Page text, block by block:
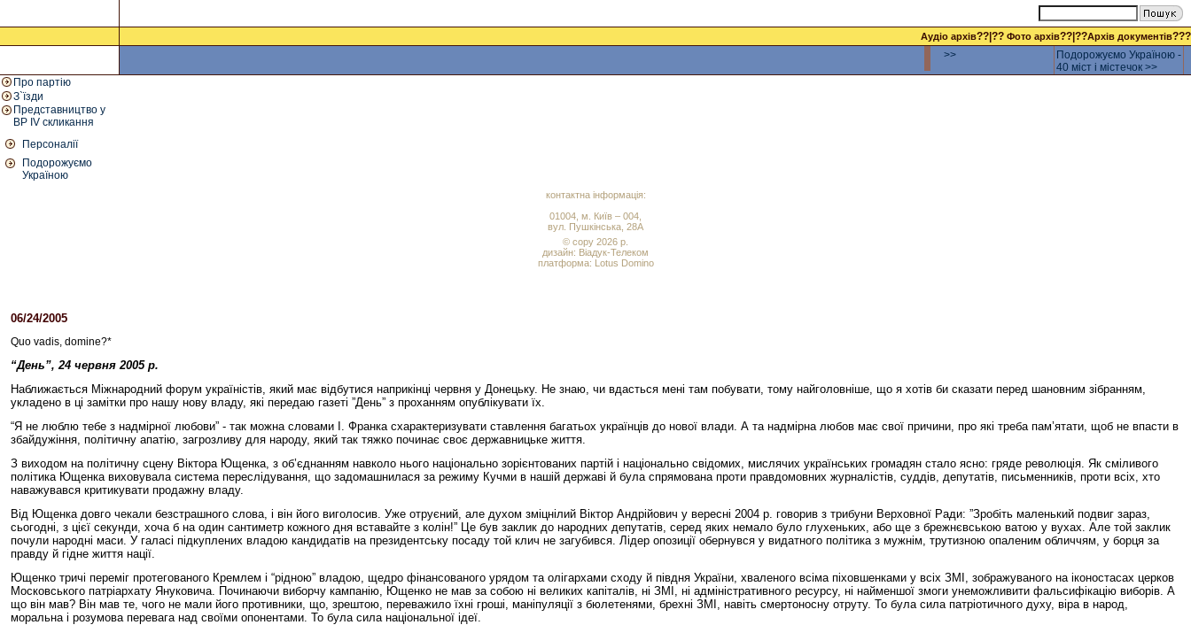
Аудіо архів??|?? Фото архів??|??Архів документів???
>>
Подорожуємо Україною -
40 міст і містечок >>
Про партію
З`їзди
Представництво у
ВР IV скликання
Персоналії
Подорожуємо
Україною
контактна інформація:
01004, м. Київ – 004,
вул. Пушкінська, 28А
© copy 2026 р.
дизайн: Віадук-Телеком
платформа: Lotus Domino
06/24/2005
Quo vadis, domine?*
“День”, 24 червня 2005 р.
Наближається Міжнародний форум україністів, який має відбутися наприкінці червня у Донецьку. Не знаю, чи вдасться мені там побувати, тому найголовніше, що я хотів би сказати перед шановним зібранням,
укладено в ці замітки про нашу нову владу, які передаю газеті ”День” з проханням опублікувати їх.
“Я не люблю тебе з надмірної любови” - так можна словами І. Франка схарактеризувати ставлення багатьох українців до нової влади. А та надмірна любов має свої причини, про які треба пам’ятати, щоб не впасти в
збайдужіння, політичну апатію, загрозливу для народу, який так тяжко починає своє державницьке життя.
З виходом на політичну сцену Віктора Ющенка, з об’єднанням навколо нього національно зорієнтованих партій і національно свідомих, мислячих українських громадян стало ясно: гряде революція. Як сміливого
політика Ющенка виховувала система переслідування, що задомашнилася за режиму Кучми в нашій державі й була спрямована проти правдомовних журналістів, суддів, депутатів, письменників, проти всіх, хто
наважувався критикувати продажну владу.
Від Ющенка довго чекали безстрашного слова, і він його виголосив. Уже отруєний, але духом зміцнілий Віктор Андрійович у вересні 2004 р. говорив з трибуни Верховної Ради: ”Зробіть маленький подвиг зараз,
сьогодні, з цієї секунди, хоча б на один сантиметр кожного дня вставайте з колін!” Це був заклик до народних депутатів, серед яких немало було глухеньких, або ще з брежнєвською ватою у вухах. Але той заклик
почули народні маси. У галасі підкуплених владою кандидатів на президентську посаду той клич не загубився. Лідер опозиції обернувся у видатного політика з мужнiм, трутизною опаленим обличчям, у борця за
правду й гідне життя нації.
Ющенко тричі переміг протегованого Кремлем і “рідною” владою, щедро фінансованого урядом та олігархами сходу й півдня України, хваленого всіма піховшенками у всіх ЗМІ, зображуваного на іконостасах церков
Московського патріархату Януковича. Починаючи виборчу кампанію, Ющенко не мав за собою ні великих капіталів, ні ЗМІ, ні адміністративного ресурсу, ні найменшої змоги унеможливити фальсифікацію виборів. А
що він мав? Він мав те, чого не мали його противники, що, зрештою, переважило їхні гроші, маніпуляції з бюлетенями, брехні ЗМІ, навіть смертоносну отруту. То була сила патріотичного духу, віра в народ,
моральна і розумова перевага над своїми опонентами. То була сила національної ідеї.